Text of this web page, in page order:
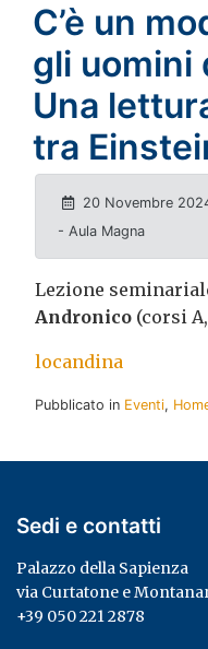
C’è un
gli uomini
Una
tra
20 Novembre
- Aula Magna
Lezione
Andronico (corsi
locandina
Pubblicato in Eventi,
Sedi e contatti
Palazzo della Sapienza
via Curtatone e
+39 050 221 2878